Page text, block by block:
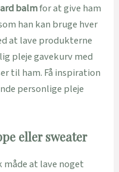
balmfor at give ham
han kan bruge hver
at lave produkterne
pleje gavekurv med
til ham. Få inspiration
personlige pleje
eller sweater
at lave noget